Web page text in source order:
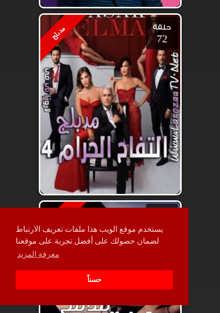
يستخدم موقع الويب هذا ملفات تعريف الارتباط
لضمان حصولك على أفضل تجربة على موقعنا
معرفة المزيد
حسناً
مدبلج حلقة
72
11